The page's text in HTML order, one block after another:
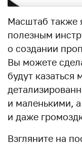
Масштаб также
полезным
о создании
Вы можете
будут казаться
и маленькими,
и даже
Взгляните на